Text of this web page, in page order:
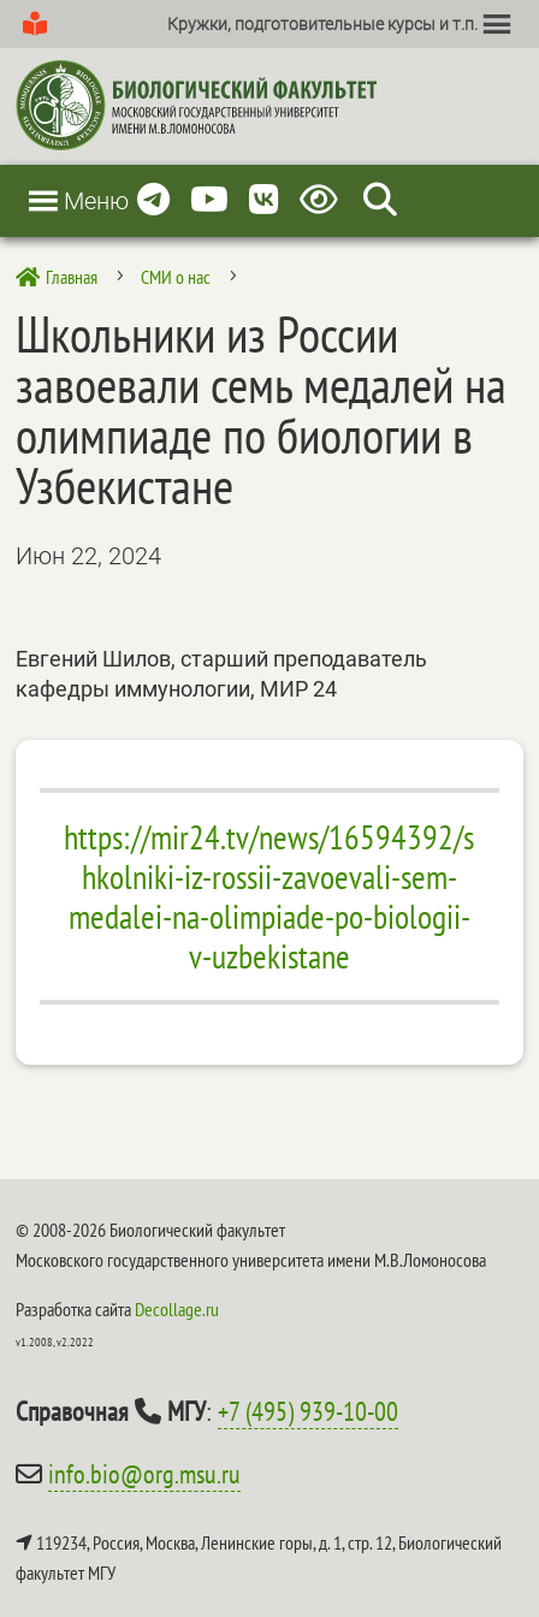
Кружки, подготовительные курсы и т.п.
Меню
 Главная 5 СМИ о нас 5
Школьники из России
завоевали семь медалей на
олимпиаде по биологии в
Узбекистане
Июн 22, 2024
Евгений Шилов, старший преподаватель
кафедры иммунологии, МИР 24
https://mir24.tv/news/16594392/s
hkolniki-iz-rossii-zavoevali-sem-
medalei-na-olimpiade-po-biologii-
v-uzbekistane
© 2008-2026 Биологический факультет
Московского государственного университета имени М.В.Ломоносова
Разработка сайта Decollage.ru
v1.2008, v2.2022
Справочная МГУ:+7 (495) 939-10-00
info.bio@org.msu.ru
119234, Россия, Москва, Ленинские горы, д. 1, стр. 12,Биологический
факультет МГУ